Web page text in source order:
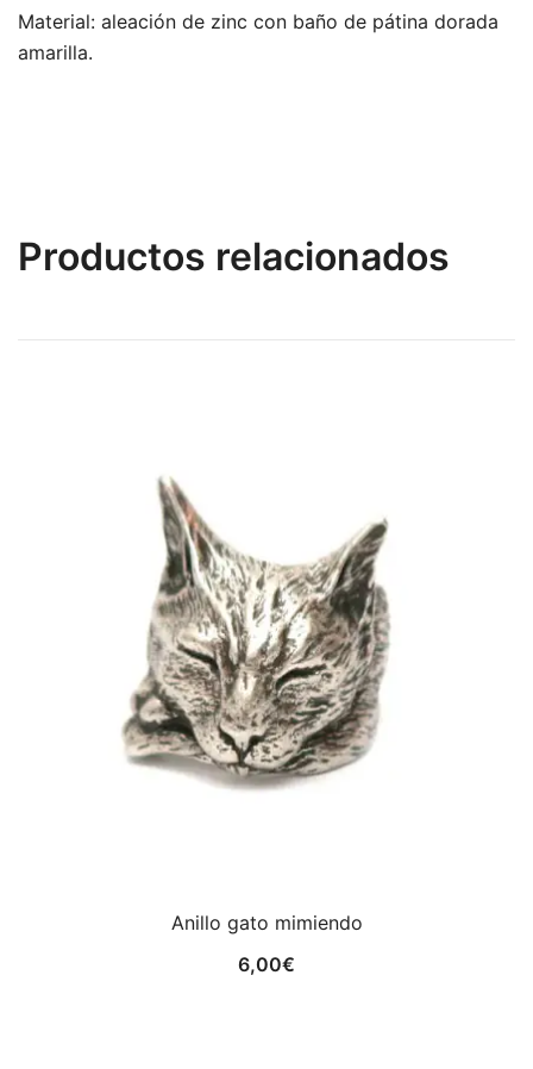
Material: aleación de zinc con baño de pátina dorada
amarilla.
Productos relacionados
Anillo gato mimiendo
6,00€